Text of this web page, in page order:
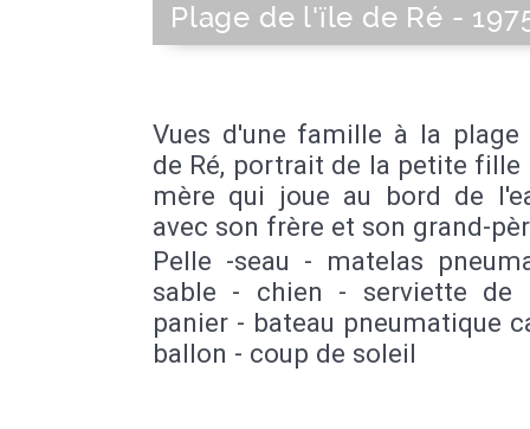
Plage de l'ïle de Ré -
Vues d'une famille à la plage
de Ré, portrait de la petite fille
mère qui joue au bord de
avec son frère et son grand-
Pelle -seau - matelas
sable - chien - serviette de
panier - bateau pneumatique
ballon - coup de soleil